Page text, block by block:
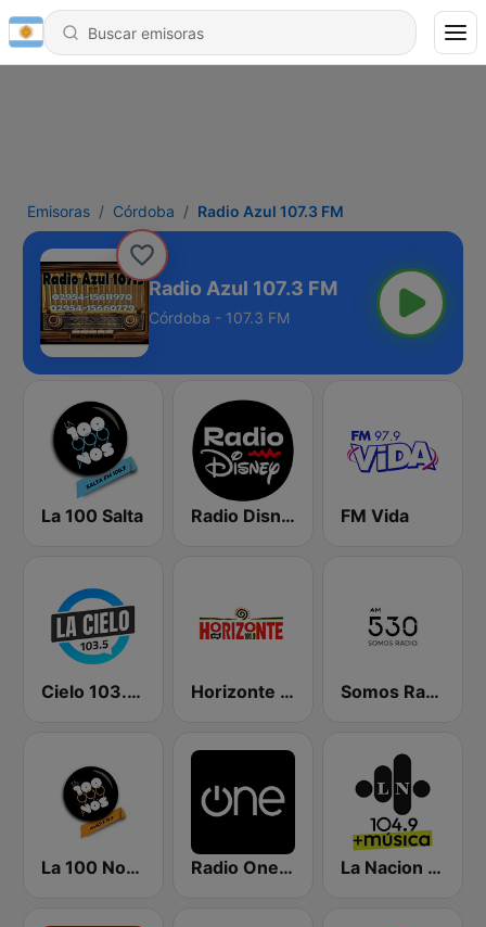
Emisoras Córdoba Radio Azul 107.3 FM
Radio Azul 107.3 FM
Córdoba - 107.3 FM
La 100 Salta Radio Disney Latinoamérica FM Vida
Cielo 103.5 FM Horizonte 101.9 FM Somos Radio AM 530
La 100 Nogoyá Radio One 103.7 La Nacion 104.9